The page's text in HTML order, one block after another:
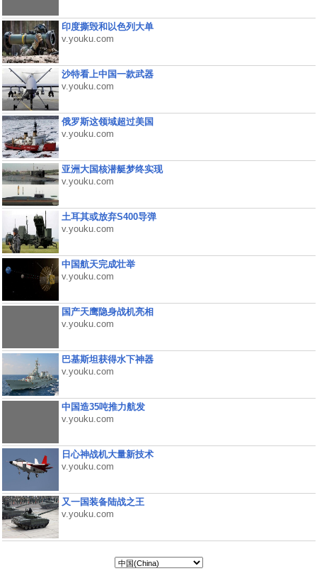
印度撕毁和以色列大单
v.youku.com
沙特看上中国一款武器
v.youku.com
俄罗斯这领域超过美国
v.youku.com
亚洲大国核潜艇梦终实现
v.youku.com
土耳其或放弃S400导弹
v.youku.com
中国航天完成壮举
v.youku.com
国产天鹰隐身战机亮相
v.youku.com
巴基斯坦获得水下神器
v.youku.com
中国造35吨推力航发
v.youku.com
日心神战机大量新技术
v.youku.com
又一国装备陆战之王
v.youku.com